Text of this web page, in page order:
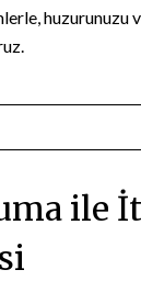
huzurunuzu
ile